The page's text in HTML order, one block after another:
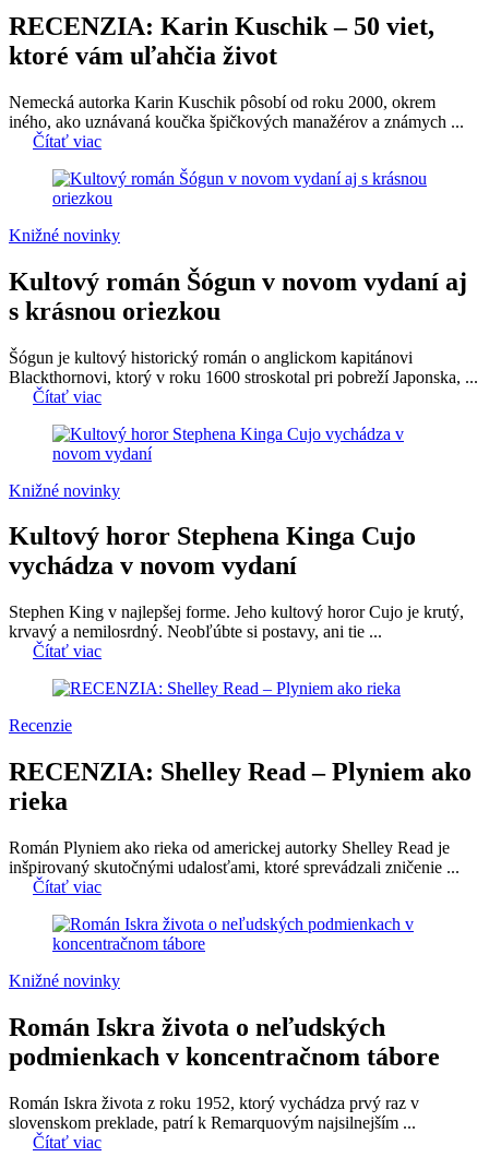
RECENZIA: Karin Kuschik – 50 viet,
ktoré vám uľahčia život
Nemecká autorka Karin Kuschik pôsobí od roku 2000, okrem
iného, ako uznávaná koučka špičkových manažérov a známych ...
Čítať viac
Knižné novinky
Kultový román Šógun v novom vydaní aj
s krásnou oriezkou
Šógun je kultový historický román o anglickom kapitánovi
Blackthornovi, ktorý v roku 1600 stroskotal pri pobreží Japonska, ...
Čítať viac
Knižné novinky
Kultový horor Stephena Kinga Cujo
vychádza v novom vydaní
Stephen King v najlepšej forme. Jeho kultový horor Cujo je krutý,
krvavý a nemilosrdný. Neobľúbte si postavy, ani tie ...
Čítať viac
Recenzie
RECENZIA: Shelley Read – Plyniem ako
rieka
Román Plyniem ako rieka od americkej autorky Shelley Read je
inšpirovaný skutočnými udalosťami, ktoré sprevádzali zničenie ...
Čítať viac
Knižné novinky
Román Iskra života o neľudských
podmienkach v koncentračnom tábore
Román Iskra života z roku 1952, ktorý vychádza prvý raz v
slovenskom preklade, patrí k Remarquovým najsilnejším ...
Čítať viac